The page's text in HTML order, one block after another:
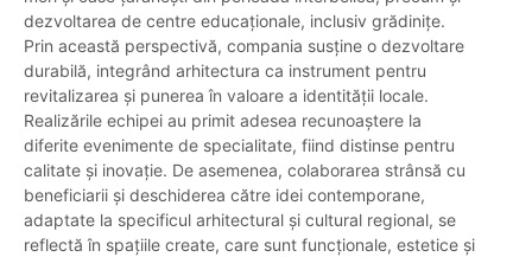
dezvoltarea de centre educaționale, inclusiv grădinițe.
Prin această perspectivă, compania susține o dezvoltare
durabilă, integrând arhitectura ca instrument pentru
revitalizarea și punerea în valoare a identității locale.
Realizările echipei au primit adesea recunoaștere la
diferite evenimente de specialitate, fiind distinse pentru
calitate și inovație. De asemenea, colaborarea strânsă cu
beneficiarii și deschiderea către idei contemporane,
adaptate la specificul arhitectural și cultural regional, se
reflectă în spațiile create, care sunt funcționale, estetice și